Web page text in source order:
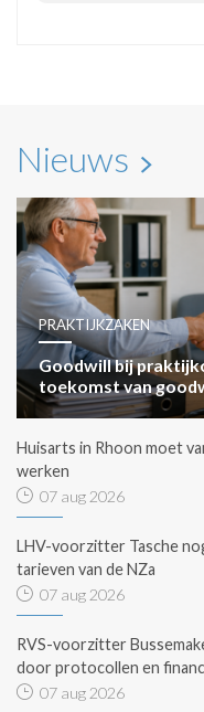
Nieuws
PRAKTIJKZAKEN
Goodwill bij
toekomst van
Huisarts in Rhoon moet
werken
07 aug 2026
LHV-voorzitter Tasche
tarieven van de NZa
07 aug 2026
RVS-voorzitter
door protocollen en
07 aug 2026